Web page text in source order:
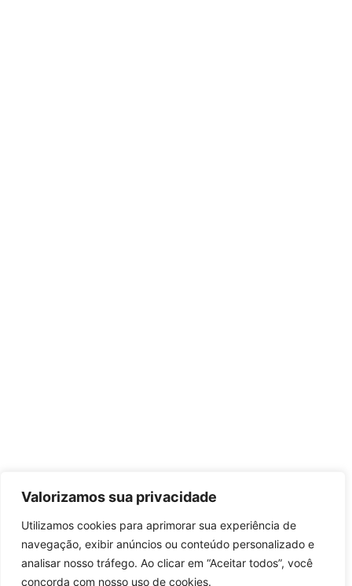
Valorizamos sua privacidade
Utilizamos cookies para aprimorar sua experiência de
navegação, exibir anúncios ou conteúdo personalizado e
analisar nosso tráfego. Ao clicar em “Aceitar todos”, você
concorda com nosso uso de cookies.